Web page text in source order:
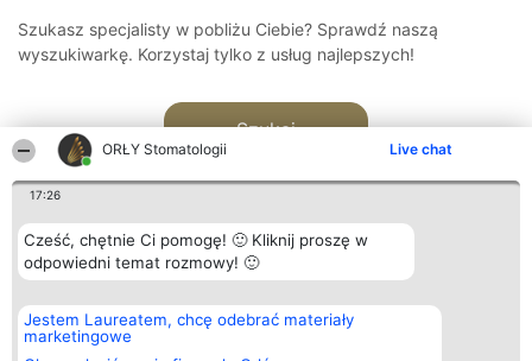
ORŁY Stomatologii Live chat
17:26
Cześć, chętnie Ci pomogę! 🙂 Kliknij proszę w
odpowiedni temat rozmowy! 🙂
Jestem Laureatem, chcę odebrać materiały
marketingowe
Szukasz specjalisty w pobliżu Ciebie? Sprawdź naszą
wyszukiwarkę. Korzystaj tylko z usług najlepszych!
Szukaj
Organizator plebiscytu
Bright Side Solutions sp. z o.
o. sp. k.
ul. Ruska 22
Plebiscyt
Laureaci
wszystkich
Kontakt
Kontakt